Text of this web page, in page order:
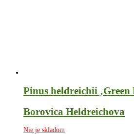
Pinus heldreichii ‚Green
Borovica Heldreichova
Nie je skladom